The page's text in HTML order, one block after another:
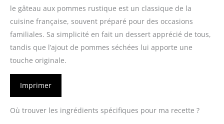
le gâteau aux pommes rustique est un classique de la
cuisine française, souvent préparé pour des occasions
familiales. Sa simplicité en fait un dessert apprécié de tous,
tandis que l’ajout de pommes séchées lui apporte une
touche originale.
Imprimer
Où trouver les ingrédients spécifiques pour ma recette ?